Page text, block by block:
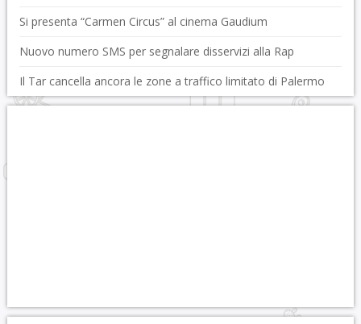
Si presenta “Carmen Circus” al cinema Gaudium
Nuovo numero SMS per segnalare disservizi alla Rap
Il Tar cancella ancora le zone a traffico limitato di Palermo